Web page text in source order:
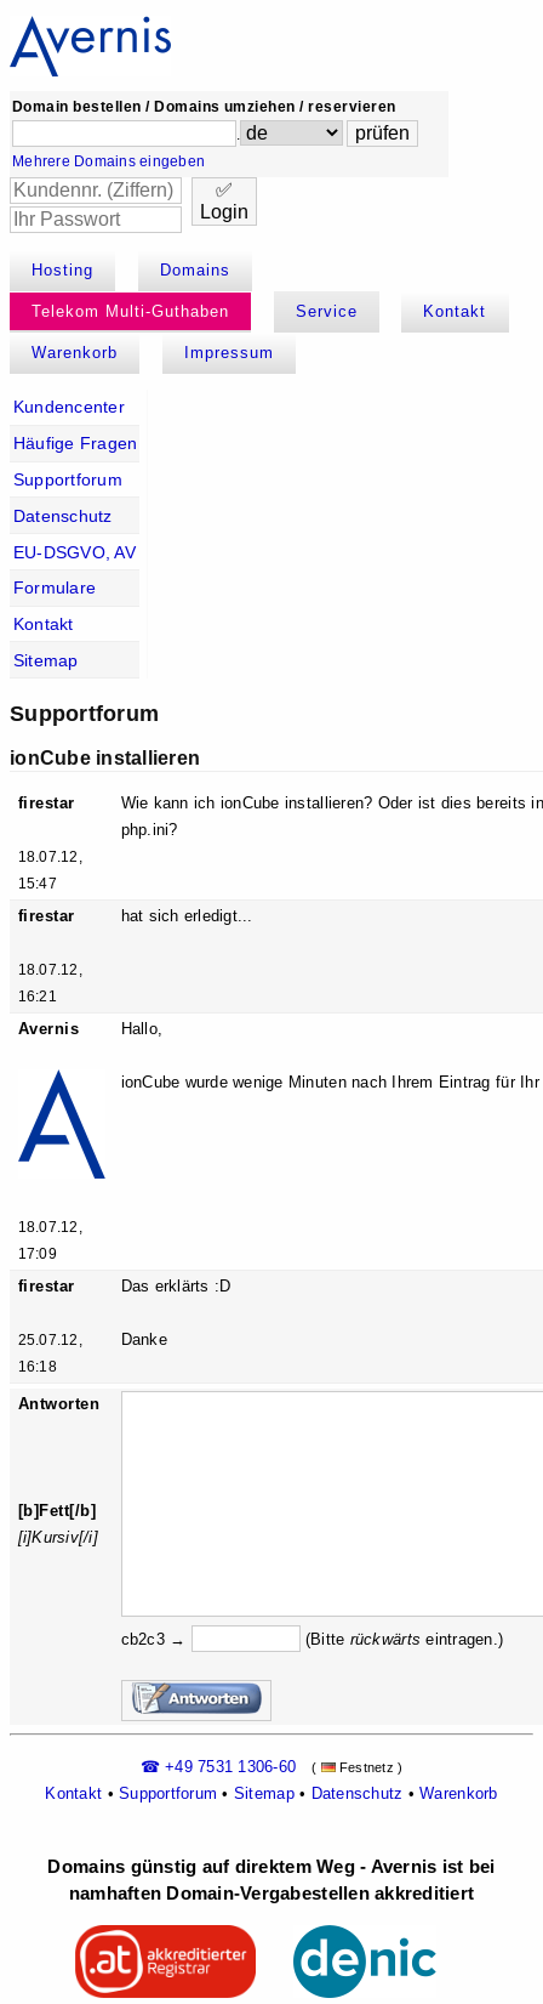
Domain bestellen / Domains umziehen / reservieren
.
Mehrere Domains eingeben
✅
Login
Hosting Domains
Telekom Multi-Guthaben Service Kontakt
Warenkorb Impressum
Kundencenter
Häufige Fragen
Supportforum
Datenschutz
EU-DSGVO, AV
Formulare
Kontakt
Sitemap
Supportforum
ionCube installieren
firestar
18.07.12,
15:47
Wie kann ich ionCube installieren? Oder ist dies bereits
php.ini?
firestar
18.07.12,
16:21
hat sich erledigt...
Avernis
18.07.12,
17:09
Hallo,
ionCube wurde wenige Minuten nach Ihrem Eintrag für
firestar
25.07.12,
16:18
Das erklärts :D
Danke
Antworten
[b]Fett[/b]
[i]Kursiv[/i]
cb2c3 → (Bitte rückwärts eintragen.)
☎ +49 7531 1306-60 ( Festnetz )
Kontakt •Supportforum • Sitemap• Datenschutz •Warenkorb
Domains günstig auf direktem Weg - Avernis ist bei
namhaften Domain-Vergabestellen akkreditiert